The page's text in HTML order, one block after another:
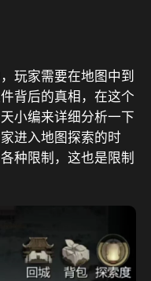
玩家需要在地图中到
背后的真相，在这个
小编来详细分析一下
进入地图探索的时
种限制，这也是限制